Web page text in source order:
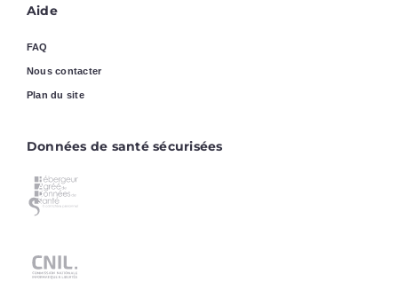
Aide
FAQ
Nous contacter
Plan du site
Données de santé sécurisées